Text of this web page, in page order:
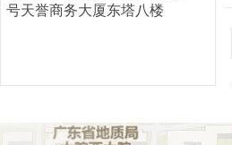
号天誉商务大厦东塔八楼